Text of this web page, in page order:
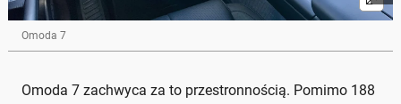
Omoda 7
Omoda 7 zachwyca za to przestronnością. Pomimo 188